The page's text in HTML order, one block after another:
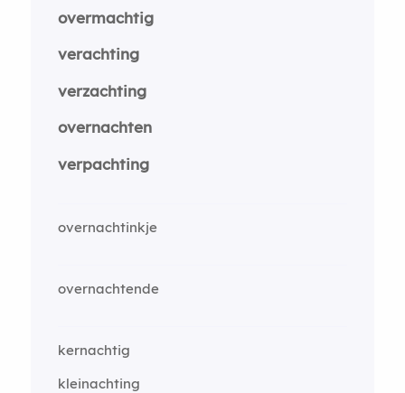
overmachtig
verachting
verzachting
overnachten
verpachting
overnachtinkje
overnachtende
kernachtig
kleinachting